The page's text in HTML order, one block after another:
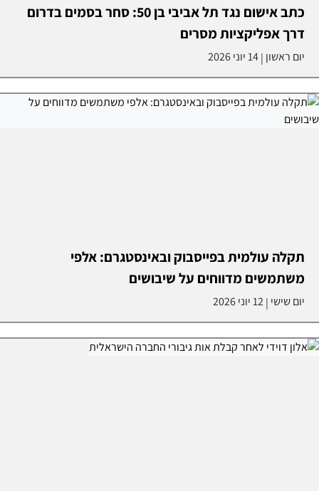
כתב אישום נגד תל אביבי בן 50: סחר בסמים בדרום
דרך אפליקציות מסרים
יום ראשון |14 יוני 2026
תקלה עולמית בפייסבוק ובאינסטגרם: אלפי
משתמשים מדווחים על שיבושים
יום שישי |12 יוני 2026